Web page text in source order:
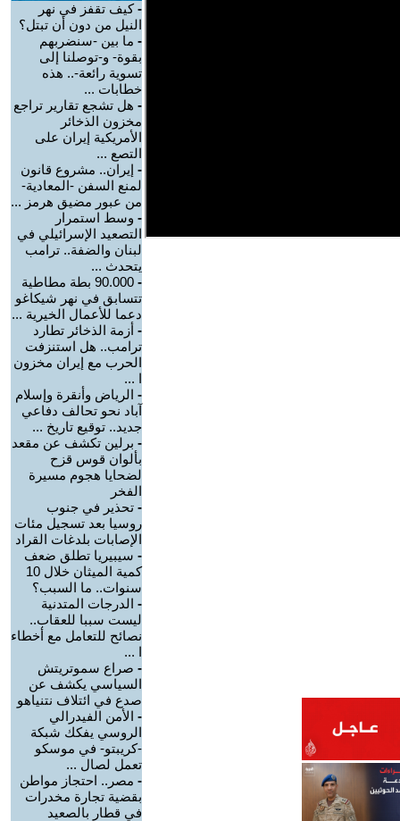
-كيف تقفز في نهر
النيل من دون أن تبتل؟
- ما بين -سنضربهم
بقوة- و-توصلنا إلى
تسوية رائعة-.. هذه
خطابات ...
- هل تشجع تقارير تراجع
مخزون الذخائر
الأمريكية إيران على
التصع ...
- إيران.. مشروع قانون
لمنع السفن -المعادية-
من عبور مضيق هرمز ...
- وسط استمرار
التصعيد الإسرائيلي في
لبنان والضفة.. ترامب
يتحدث ...
-
90.000 بطة مطاطية
تتسابق في نهر شيكاغو
دعما للأعمال الخيرية ...
- أزمة الذخائر تطارد
ترامب.. هل استنزفت
الحرب مع إيران مخزون
ا ...
- الرياض وأنقرة وإسلام
آباد نحو تحالف دفاعي
جديد.. توقيع تاريخ ...
- برلين تكشف عن مقعد
بألوان قوس قزح
لضحايا هجوم مسيرة
الفخر
- تحذير في جنوب
روسيا بعد تسجيل مئات
الإصابات بلدغات القراد
- سيبيريا تطلق ضعف
كمية الميثان خلال 10
سنوات.. ما السبب؟
- الدرجات المتدنية
ليست سببا للعقاب..
نصائح للتعامل مع أخطاء
ا ...
- صراع سموتريتش
السياسي يكشف عن
صدع في ائتلاف نتنياهو
- الأمن الفيدرالي
الروسي يفكك شبكة
-كريبتو- في موسكو
تعمل لصال ...
- مصر.. احتجاز مواطن
بقضية تجارة مخدرات
في قطار بالصعيد